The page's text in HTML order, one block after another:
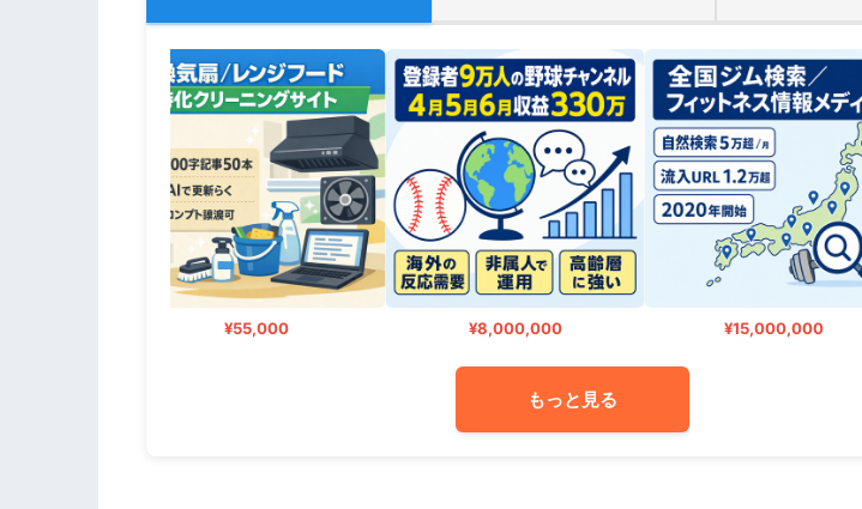
¥55,000 ¥8,000,000 ¥15,000,000
もっと見る